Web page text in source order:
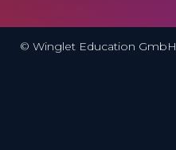
© Winglet Education GmbH